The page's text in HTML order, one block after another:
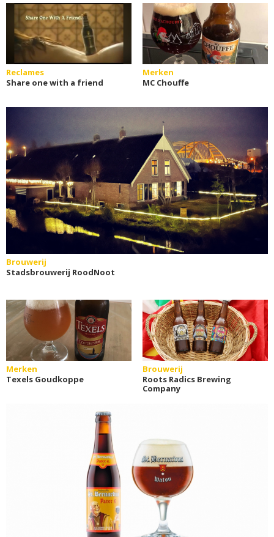
Reclames
Share one with a friend
Merken
MC Chouffe
Brouwerij
Stadsbrouwerij RoodNoot
Merken
Texels Goudkoppe
Brouwerij
Roots Radics Brewing
Company